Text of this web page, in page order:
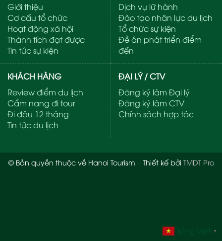
Giới thiệu
Cơ cấu tổ chức
Hoạt động xã hội
Thành tích đạt được
Tin tức sự kiện
Dịch vụ lữ hành
Đào tạo nhân lực du lịch
Tổ chức sự kiện
Đề án phát triển điểm
đến
KHÁCH HÀNG
Review điểm du lịch
Cẩm nang đi tour
Đi đâu 12 tháng
Tin tức du lịch
ĐẠI LÝ / CTV
Đăng ký làm Đại lý
Đăng ký làm CTV
Chính sách hợp tác
© Bản quyền thuộc về Hanoi Tourism Thiết kế bởi TMDT Pro
Tiếng Việt ▼